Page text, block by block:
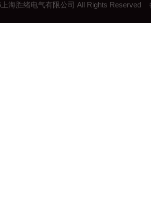
上海胜绪电气有限公司 All Rights Reserved